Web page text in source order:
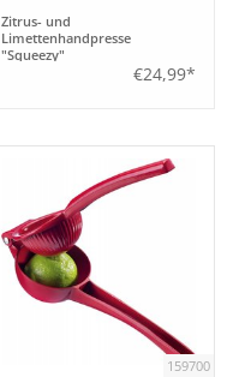
Zitrus- und
Limettenhandpresse
"Squeezy"
€24,99*
159700